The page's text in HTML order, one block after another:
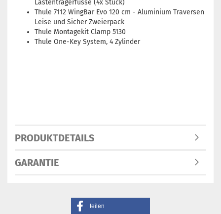
Lastenträgerfüsse (4x Stück)
Thule 7112 WingBar Evo 120 cm - Aluminium Traversen
Leise und Sicher Zweierpack
Thule Montagekit Clamp 5130
Thule One-Key System, 4 Zylinder
PRODUKTDETAILS
GARANTIE
teilen